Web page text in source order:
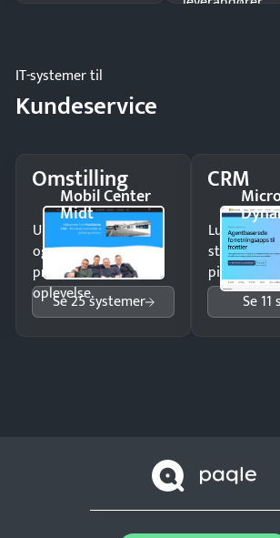
IT-systemer til
Kundeservice
Omstilling
Mobil Center
Midt
Undgå tabte opkald
og giv kunderne en
professionel
oplevelse.
Se 25 systemer
CRM
Luk flere
pipeline
Se